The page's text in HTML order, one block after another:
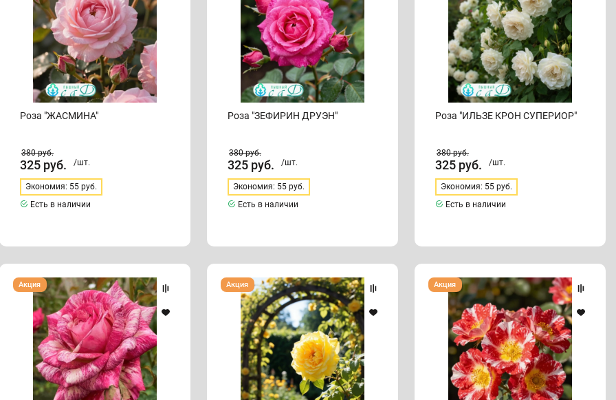
Роза "ЖАСМИНА"
380руб.
325 руб. /шт.
Экономия: 55 руб.
Есть в наличии
Роза "ЗЕФИРИН ДРУЭН"
380руб.
325 руб. /шт.
Экономия: 55 руб.
Есть в наличии
Роза "ИЛЬЗЕ КРОН СУПЕРИОР"
380руб.
325 руб. /шт.
Экономия: 55 руб.
Есть в наличии
Роза
"ИНЕСС
САСТР"
Акция
Роза
"КАЗИНО"
Акция
Роза
"КРЕЙЗИ
Акция